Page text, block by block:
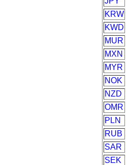
KRW
KWD
MUR
MXN
MYR
NOK
NZD
OMR
PLN
RUB
SAR
SEK